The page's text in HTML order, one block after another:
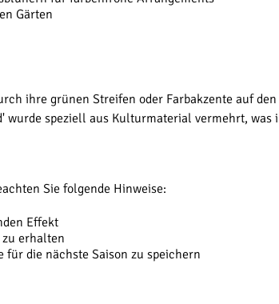
Gärten
ihre grünen Streifen oder Farbakzente auf
wurde speziell aus Kulturmaterial vermehrt,
Sie folgende Hinweise:
Effekt
erhalten
für die nächste Saison zu speichern